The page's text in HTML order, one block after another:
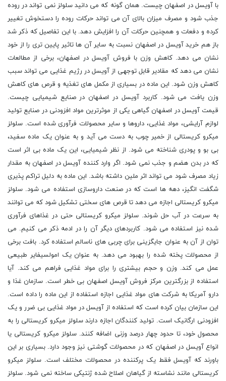
با آویسل در اصفهان چیست. همان گونه که می دانید سلولز نمی تواند در روده
جذب شود و مصرف میزان بالای آن می تواند حرکات روده را دستخوش تغییر
کرده و دفعات و همچنین حرکات آن را افزایش دهد. با این تفاصیل که ذکر شد
باز هم خرید آویسل در اصفهان نسبت به سایر آن ها تاثیر پایین تری را از خود
نشان می دهد. کاهش وزن با فروش آویسل در اصفهان، برخی از مطالعات
نشان می دهد که مقادیر قابل توجهی از آویسل در رژیم غذایی می تواند سبب
کاهش وزن شود. این ماده در بسیاری از مکمل های تغذیه و قرص های کاهش
وزن یافت می شود. کاربرد آویسل در اصفهان در صنایع شیمیایی چیست.
قیمت آویسل در اصفهان گیاهی یکی از موثرترین مواد افزودنی در صنایع تولید
لوازم آرایشی، مواد غذایی، داروها و سایر محصولات فرآوری شده است. سلولز
میکرو کریستالی از خمیر چوب به دست می آید و به عنوان یک ماده سفید،
بی بو و پودری شناخته می شود. از نظر شیمیایی، این یک ماده بی اثر است
که در بدن هضم و جذب نمی شود. اگر وارد کننده آویسل در اصفهان به مقدار
زیاد مصرف شود می تواند اثر ملین داشته باشد. این ماده به دلیل تراکم پذیری
شگفت انگیز، دهه ها است که در صنعت داروسازی استفاده می شود. سلولز
میکرو کریستالی اجازه می دهد تا قرص های سختی تشکیل شود که می توانند
به سرعت در آب حل شوند. سلولز میکرو کریستالی حتی در غذاهای فرآوری
شده نیز استفاده می شود. کاربردهای دیگر آن را در ادمه ذکر می کنیم. می
توان از آن به عنوان جایگزینی برای چربی های ناسالم استفاده کرد. بافت برخی
از محصولات پخته شده را بهبود می دهد. به عنوان یک امولسیفایر طبیعی
عمل می کند. وزن و حجم بیشتری را برای مواد غذایی فراهم می کند. آیا
استفاده از بزرگترین مرکز فروش آویسل اصفهان بی خطر است. سازمان غذا و
دارو آمریکا به شرکت های مواد غذایی اجازه استفاده از این ماده را داده است.
این سازمان بیان کرده است که استفاده از آویسل در مواد غذایی بی ضرر و یک
افزودنی ارگانیک است. تولید کنندگان اجازه دارند سلولز میکرو کریستالی را به
محصول خود، تا حدود چهار درصد وزنی اضافه کنند. سلولز میکرو کریستالی یا
انواع آویسل در اصفهان که در محصولات گوشتی نیز وجود دارد. بسیاری بر این
باورند که آویسل فقط یک پرکننده در محصولات مختلف است. سلولز میکرو
کریستالی مانند نشاسته از گیاهان اصلاح شده ژنتیکی ساخته نمی شود. سلولز